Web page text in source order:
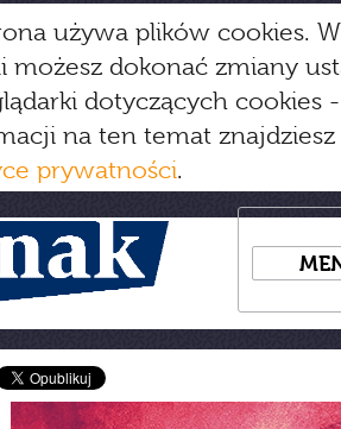
używa plików cookies.
możesz dokonać zmiany
dotyczących cookies
na ten temat
prywatności.